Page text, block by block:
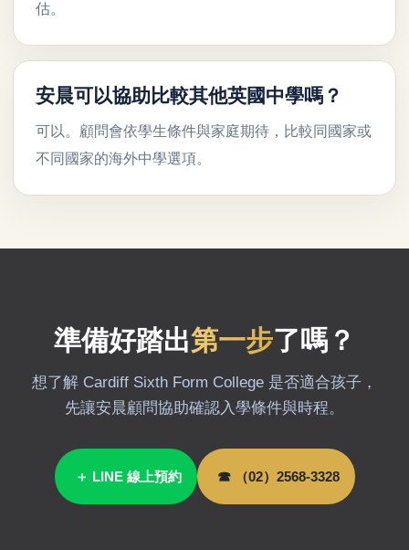
估。
安晨可以協助比較其他英國中學嗎？
可以。顧問會依學生條件與家庭期待，比較同國家或
不同國家的海外中學選項。
準備好踏出第一步了嗎？
想了解 Cardiff Sixth Form College 是否適合孩子，
先讓安晨顧問協助確認入學條件與時程。
＋ LINE 線上預約 ☎ （02）2568-3328